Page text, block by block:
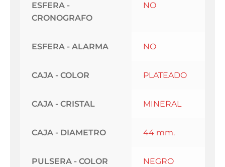
ESFERA -
CRONOGRAFO
NO
ESFERA - ALARMA NO
CAJA - COLOR PLATEADO
CAJA - CRISTAL MINERAL
CAJA - DIAMETRO 44 mm.
PULSERA - COLOR NEGRO